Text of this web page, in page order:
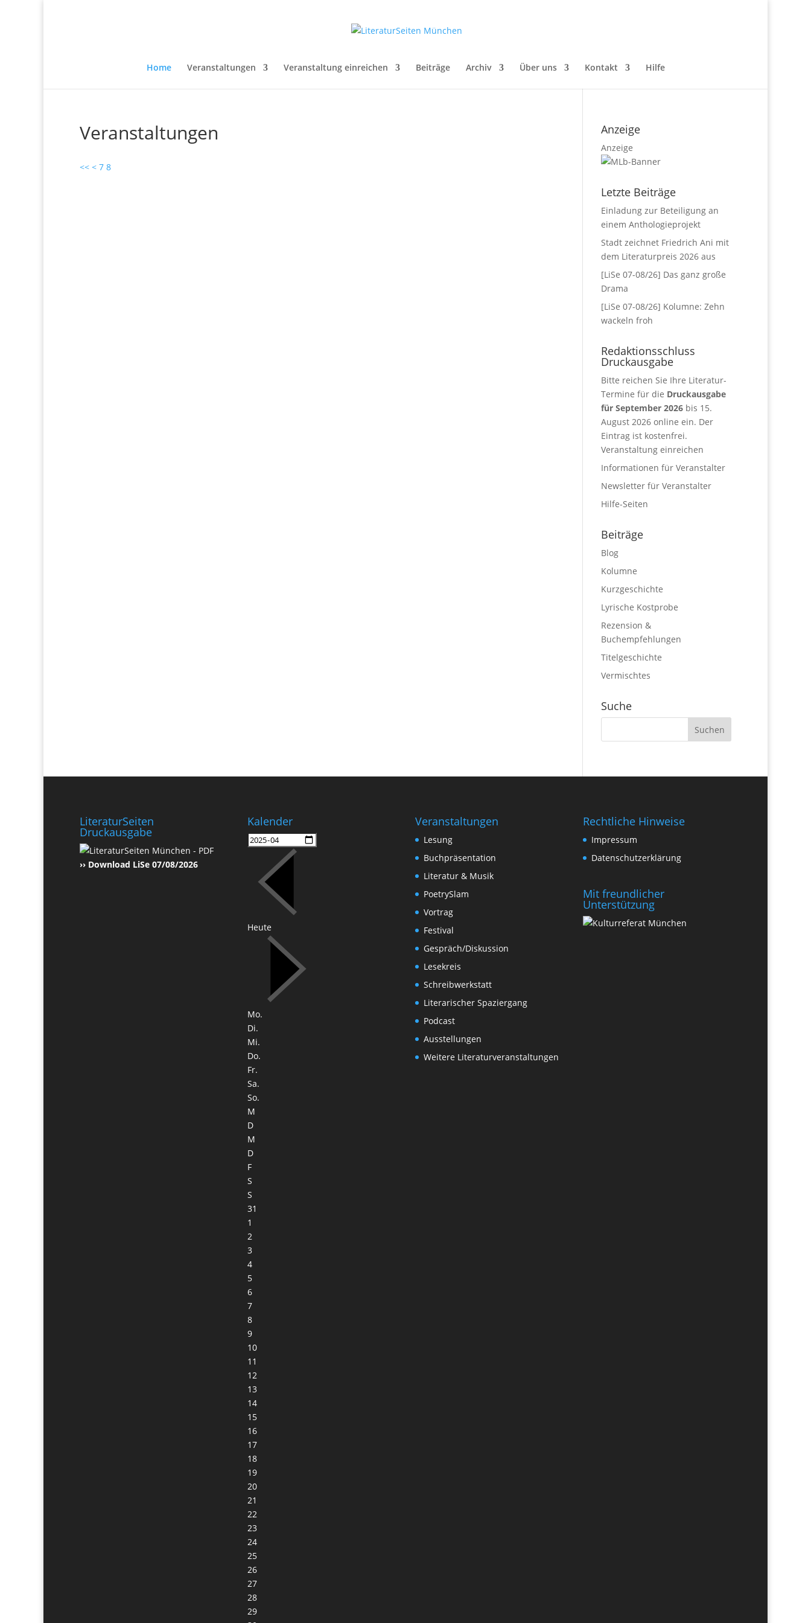
Home Veranstaltungen Veranstaltung einreichen Beiträge Archiv Über uns Kontakt Hilfe
Veranstaltungen
<< < 7 8
Anzeige
Anzeige
Letzte Beiträge
Einladung zur Beteiligung an
einem Anthologieprojekt
Stadt zeichnet Friedrich Ani mit
dem Literaturpreis 2026 aus
[LiSe 07-08/26] Das ganz große
Drama
[LiSe 07-08/26] Kolumne: Zehn
wackeln froh
Redaktionsschluss
Druckausgabe
Bitte reichen Sie Ihre Literatur-
Termine für die Druckausgabe
für September 2026 bis 15.
August 2026 online ein. Der
Eintrag ist kostenfrei.
Veranstaltung einreichen
Informationen für Veranstalter
Newsletter für Veranstalter
Hilfe-Seiten
Beiträge
Blog
Kolumne
Kurzgeschichte
Lyrische Kostprobe
Rezension &
Buchempfehlungen
Titelgeschichte
Vermischtes
Suche
LiteraturSeiten
Druckausgabe
›› Download LiSe 07/08/2026
Kalender
Heute
Mo.
Di.
Mi.
Do.
Fr.
Sa.
So.
M
D
M
D
F
S
S
31
1
2
3
4
5
6
7
8
9
10
11
12
13
14
15
16
17
18
19
20
21
22
23
24
25
26
27
28
29
Veranstaltungen
Lesung
Buchpräsentation
Literatur & Musik
PoetrySlam
Vortrag
Festival
Gespräch/Diskussion
Lesekreis
Schreibwerkstatt
Literarischer Spaziergang
Podcast
Ausstellungen
Weitere Literaturveranstaltungen
Rechtliche Hinweise
Impressum
Datenschutzerklärung
Mit freundlicher
Unterstützung